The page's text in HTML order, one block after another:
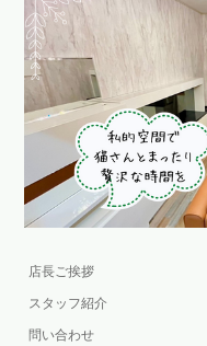
店長ご挨拶
スタッフ紹介
問い合わせ